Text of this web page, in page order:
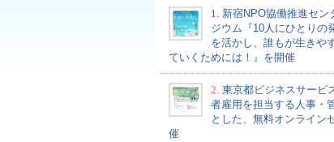
1.
新宿NPO協働推進セン
ジウム『10人にひとりの
を活かし、誰もが生きや
ていくためには！』を開催
2. 東京都ビジネスサービ
者雇用を担当する人事・
とした、無料オンライン
催